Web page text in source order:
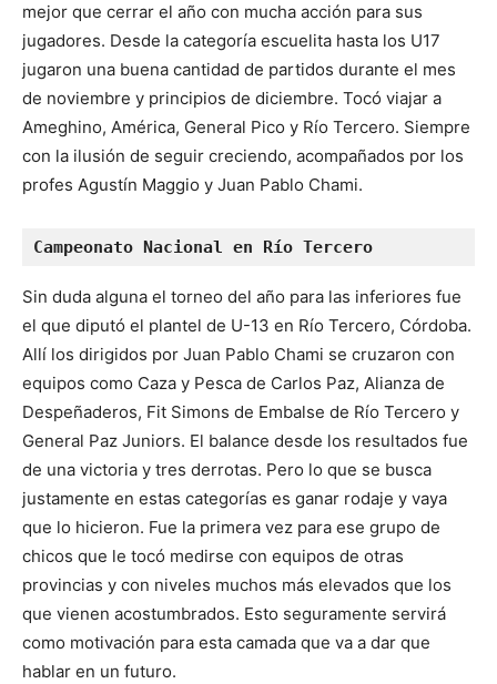
mejor que cerrar el año con mucha acción para sus
jugadores. Desde la categoría escuelita hasta los U17
jugaron una buena cantidad de partidos durante el mes
de noviembre y principios de diciembre. Tocó viajar a
Ameghino, América, General Pico y Río Tercero. Siempre
con la ilusión de seguir creciendo, acompañados por los
profes Agustín Maggio y Juan Pablo Chami.
Campeonato Nacional en Río Tercero
Sin duda alguna el torneo del año para las inferiores fue
el que diputó el plantel de U-13 en Río Tercero, Córdoba.
Allí los dirigidos por Juan Pablo Chami se cruzaron con
equipos como Caza y Pesca de Carlos Paz, Alianza de
Despeñaderos, Fit Simons de Embalse de Río Tercero y
General Paz Juniors. El balance desde los resultados fue
de una victoria y tres derrotas. Pero lo que se busca
justamente en estas categorías es ganar rodaje y vaya
que lo hicieron. Fue la primera vez para ese grupo de
chicos que le tocó medirse con equipos de otras
provincias y con niveles muchos más elevados que los
que vienen acostumbrados. Esto seguramente servirá
como motivación para esta camada que va a dar que
hablar en un futuro.